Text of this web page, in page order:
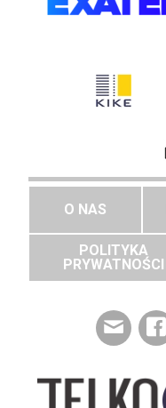
O NAS
POLITYKA
PRYWATNOŚCI